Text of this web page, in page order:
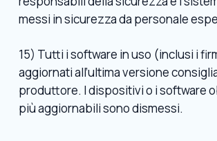
messi in sicurezza da personale
15) Tutti i software in uso (inclusi i
aggiornati all’ultima versione
produttore. I dispositivi o i software
più aggiornabili sono dismessi.